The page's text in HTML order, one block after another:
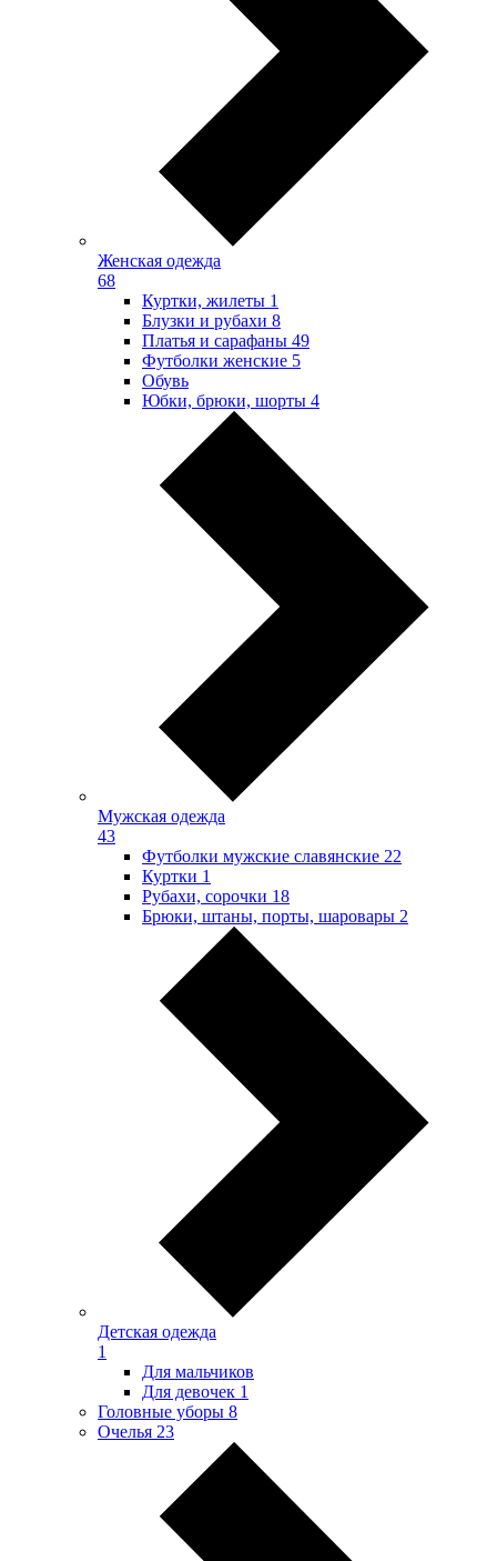
Женская одежда
68
Куртки, жилеты 1
Блузки и рубахи 8
Платья и сарафаны 49
Футболки женские 5
Обувь
Юбки, брюки, шорты 4
Мужская одежда
43
Футболки мужские славянские 22
Куртки 1
Рубахи, сорочки 18
Брюки, штаны, порты, шаровары 2
Детская одежда
1
Для мальчиков
Для девочек 1
Головные уборы 8
Очелья 23